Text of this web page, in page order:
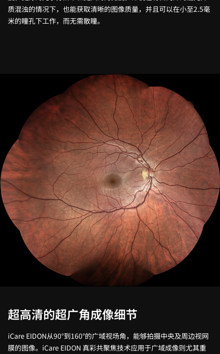
质混浊的情况下，也能获取清晰的图像质量，并且可以在小至2.5毫
米的瞳孔下工作，而无需散瞳。
超高清的超广角成像细节
iCare EIDON从90°到160°的广域视场角，能够拍摄中央及周边视网
膜的图像。iCare EIDON 真彩共聚焦技术应用于广域成像则尤其重